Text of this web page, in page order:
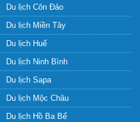
Du lịch Côn Đảo
Du lịch Miền Tây
Du lịch Huế
Du lịch Ninh Bình
Du lịch Sapa
Du lịch Mộc Châu
Du lịch Hồ Ba Bể